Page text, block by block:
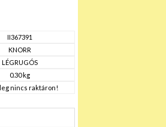
II367391
KNORR
LÉGRUGÓS
0.30 kg
nincs raktáron!